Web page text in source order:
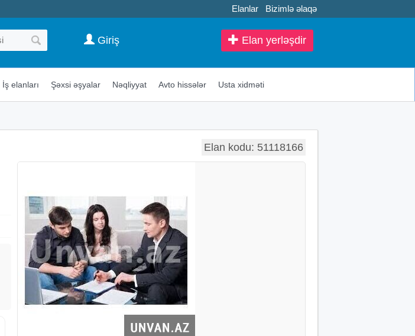
Elanlar Bizimlə əlaqə
Elan yerləşdir
Giriş
İş elanları Şəxsi əşyalar Nəqliyyat Avto hissələr Usta xidməti
Elan kodu: 51118166